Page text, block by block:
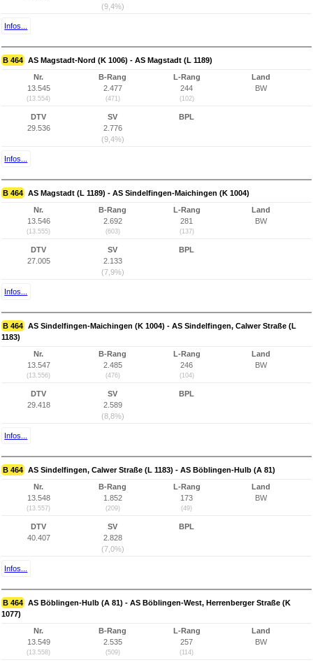
(9,4%)
Infos...
B 464 AS Magstadt-Nord (K 1006) - AS Magstadt (L 1189)
Nr.
13.545
(13.554)
B-Rang
2.477
(471)
L-Rang
244
(102)
Land
BW
DTV
29.536
SV
2.776
(9,4%)
BPL
Infos...
B 464 AS Magstadt (L 1189) - AS Sindelfingen-Maichingen (K 1004)
Nr.
13.546
(13.555)
B-Rang
2.692
(603)
L-Rang
281
(137)
Land
BW
DTV
27.005
SV
2.133
(7,9%)
BPL
Infos...
B 464 AS Sindelfingen-Maichingen (K 1004) - AS Sindelfingen, Calwer Straße (L
1183)
Nr.
13.547
(13.556)
B-Rang
2.485
(476)
L-Rang
246
(104)
Land
BW
DTV
29.418
SV
2.589
(8,8%)
BPL
Infos...
B 464 AS Sindelfingen, Calwer Straße (L 1183) - AS Böblingen-Hulb (A 81)
Nr.
13.548
(13.557)
B-Rang
1.852
(209)
L-Rang
173
(49)
Land
BW
DTV
40.407
SV
2.828
(7,0%)
BPL
Infos...
B 464 AS Böblingen-Hulb (A 81) - AS Böblingen-West, Herrenberger Straße (K
1077)
Nr.
13.549
(13.558)
B-Rang
2.535
(509)
L-Rang
257
(114)
Land
BW